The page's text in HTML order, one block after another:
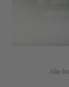
Alle